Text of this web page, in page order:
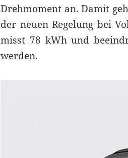
Drehmoment an. Damit
der neuen Regelung bei
misst 78 kWh und
werden.